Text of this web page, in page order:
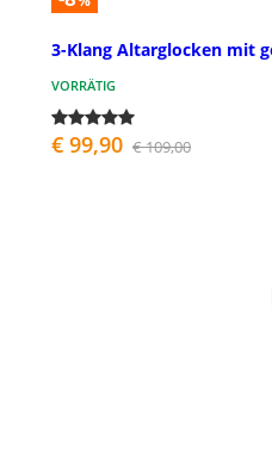
3-Klang Altarglocken mit
VORRÄTIG
€ 99,90 € 109,00